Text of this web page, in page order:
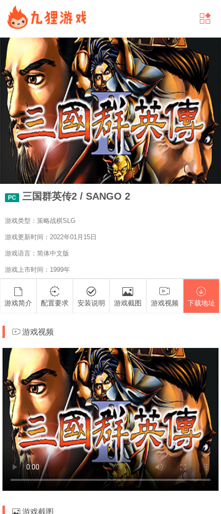
PC 三国群英传2 / SANGO 2
游戏类型：策略战棋SLG
游戏更新时间：2022年01月15日
游戏语言：简体中文版
游戏上市时间：1999年
游戏简介 配置要求 安装说明 游戏截图 游戏视频 下载地址
游戏视频
游戏截图